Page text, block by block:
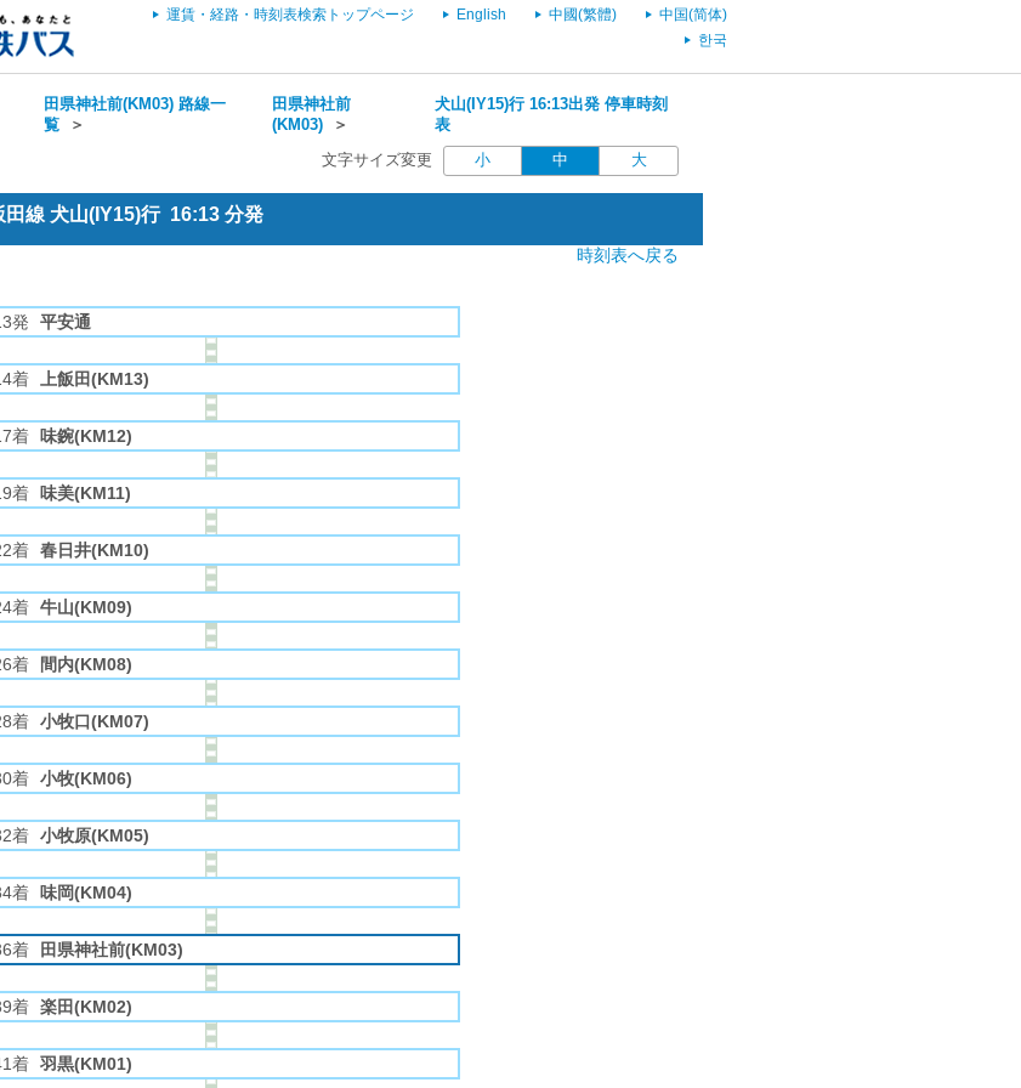
運賃・経路・時刻表検索トップページ English 中國(繁體)
中国(简体)
한국
田県神社前(KM03) 路線一
覧＞
田県神社前
(KM03) ＞
犬山(IY15)行 16:13出発 停車時刻
表
文字サイズ変更 小 中 大
線 犬山(IY15)行 16:13 分発
時刻表へ戻る
発 平安通
着 上飯田(KM13)
着 味鋺(KM12)
着 味美(KM11)
着 春日井(KM10)
着 牛山(KM09)
着 間内(KM08)
着 小牧口(KM07)
着 小牧(KM06)
着 小牧原(KM05)
着 味岡(KM04)
着 田県神社前(KM03)
着 楽田(KM02)
着 羽黒(KM01)